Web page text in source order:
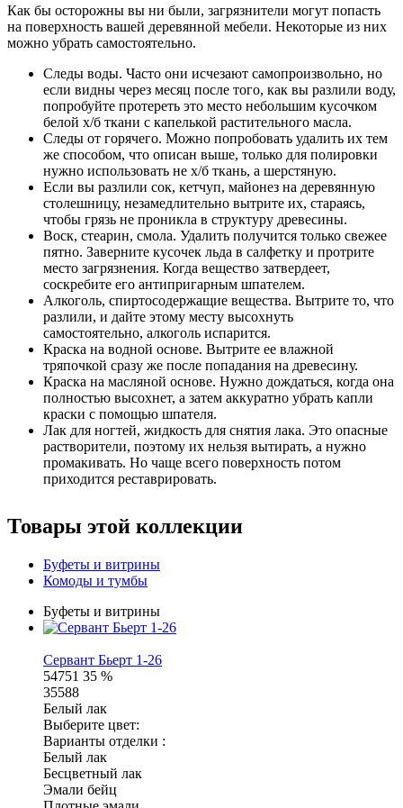
Как бы осторожны вы ни были, загрязнители могут попасть
на поверхность вашей деревянной мебели. Некоторые из них
можно убрать самостоятельно.
Следы воды. Часто они исчезают самопроизвольно, но
если видны через месяц после того, как вы разлили воду,
попробуйте протереть это место небольшим кусочком
белой х/б ткани с капелькой растительного масла.
Следы от горячего. Можно попробовать удалить их тем
же способом, что описан выше, только для полировки
нужно использовать не х/б ткань, а шерстяную.
Если вы разлили сок, кетчуп, майонез на деревянную
столешницу, незамедлительно вытрите их, стараясь,
чтобы грязь не проникла в структуру древесины.
Воск, стеарин, смола. Удалить получится только свежее
пятно. Заверните кусочек льда в салфетку и протрите
место загрязнения. Когда вещество затвердеет,
соскребите его антипригарным шпателем.
Алкоголь, спиртосодержащие вещества. Вытрите то, что
разлили, и дайте этому месту высохнуть
самостоятельно, алкоголь испарится.
Краска на водной основе. Вытрите ее влажной
тряпочкой сразу же после попадания на древесину.
Краска на масляной основе. Нужно дождаться, когда она
полностью высохнет, а затем аккуратно убрать капли
краски с помощью шпателя.
Лак для ногтей, жидкость для снятия лака. Это опасные
растворители, поэтому их нельзя вытирать, а нужно
промакивать. Но чаще всего поверхность потом
приходится реставрировать.
Товары этой коллекции
Буфеты и витрины
Комоды и тумбы
Буфеты и витрины
Сервант Бьерт 1-26
54751 35 %
35588
Белый лак
Выберите цвет:
Варианты отделки :
Белый лак
Бесцветный лак
Эмали бейц